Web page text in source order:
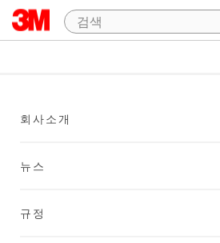
회사소개
뉴스
규정